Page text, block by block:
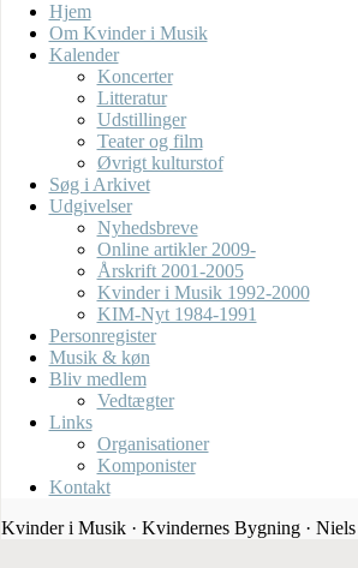
Hjem
Om Kvinder i Musik
Kalender
Koncerter
Litteratur
Udstillinger
Teater og film
Øvrigt kulturstof
Søg i Arkivet
Udgivelser
Nyhedsbreve
Online artikler 2009-
Årskrift 2001-2005
Kvinder i Musik 1992-2000
KIM-Nyt 1984-1991
Personregister
Musik & køn
Bliv medlem
Vedtægter
Links
Organisationer
Komponister
Kontakt
Kvinder i Musik · Kvindernes Bygning ·